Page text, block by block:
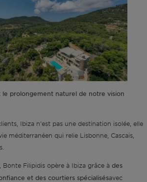
le prolongement naturel de notre vision
Ibiza n'est pas une destination isolée, elle
méditerranéen qui relie Lisbonne, Cascais,
Bonte Filipidis opère à Ibiza grâce à des
et des courtiers spécialisésavec